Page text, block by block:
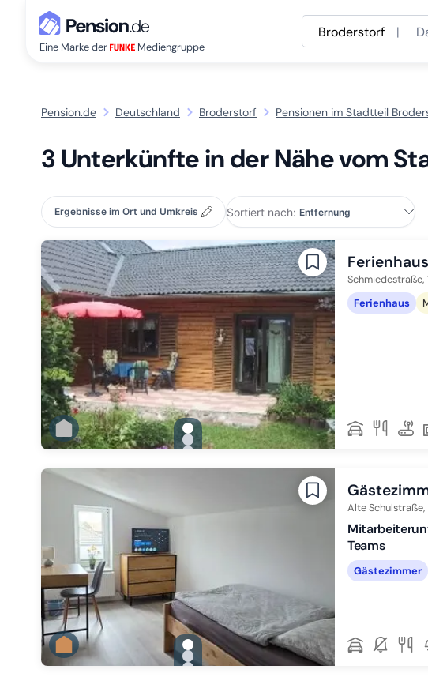
Eine Marke der Mediengruppe
Broderstorf |
Pension.de Deutschland Broderstorf Pensionen im Stadtteil
3 Unterkünfte in der Nähe vom
Ergebnisse im Ort und Umkreis Sortiert nach:
gallery.slide_selector
Zu Slide 1 wechseln
Zu Slide 2 wechseln
Schmiedestraße,
Ferienhaus
gallery.slide_selector
Zu Slide 1 wechseln
Zu Slide 2 wechseln
Alte Schulstraße,
Teams
Gästezimmer